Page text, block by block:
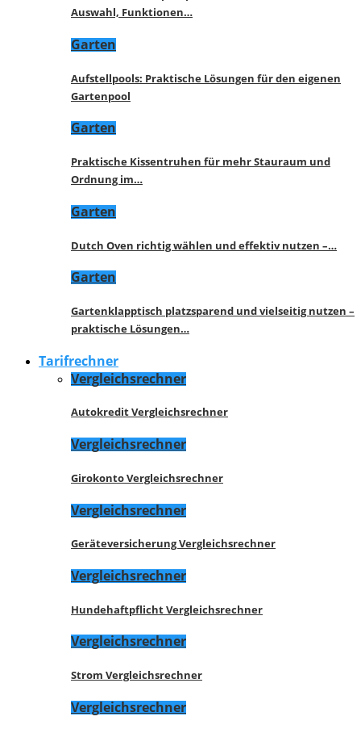
Auswahl, Funktionen…
Garten
Aufstellpools: Praktische Lösungen für den eigenen
Gartenpool
Garten
Praktische Kissentruhen für mehr Stauraum und
Ordnung im…
Garten
Dutch Oven richtig wählen und effektiv nutzen –…
Garten
Gartenklapptisch platzsparend und vielseitig nutzen –
praktische Lösungen…
Tarifrechner
Vergleichsrechner
Autokredit Vergleichsrechner
Vergleichsrechner
Girokonto Vergleichsrechner
Vergleichsrechner
Geräteversicherung Vergleichsrechner
Vergleichsrechner
Hundehaftpflicht Vergleichsrechner
Vergleichsrechner
Strom Vergleichsrechner
Vergleichsrechner